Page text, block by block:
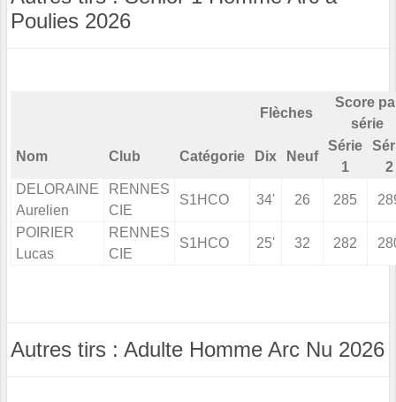
Poulies 2026
Flèches
Score
série
Nom Club Catégorie Dix Neuf
Série
1
2
DELORAINE
Aurelien
RENNES
CIE
S1HCO 34' 26 285
POIRIER
Lucas
RENNES
CIE
S1HCO 25' 32 282
Autres tirs : Adulte Homme Arc Nu 2026